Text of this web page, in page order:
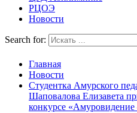
РЦОЭ
Новости
Search for:
Главная
Новости
Студентка Амурского
Шаповалова Елизавета
конкурсе «Амуровидение